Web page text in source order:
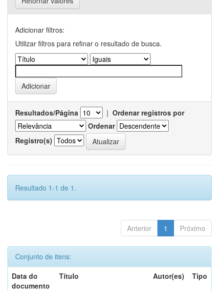
Adicionar filtros:
Utilizar filtros para refinar o resultado de busca.
Resultados/Página | Ordenar registros por
Ordenar
Registro(s)
Resultado 1-1 de 1.
Anterior 1 Próximo
Conjunto de itens:
Data do
documento
Título Autor(es) Tipo